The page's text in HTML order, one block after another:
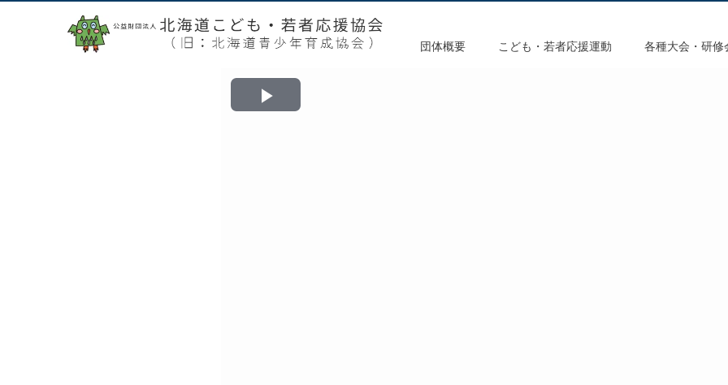
団体概要 こども・若者応援運動 各種大会・研修
Play